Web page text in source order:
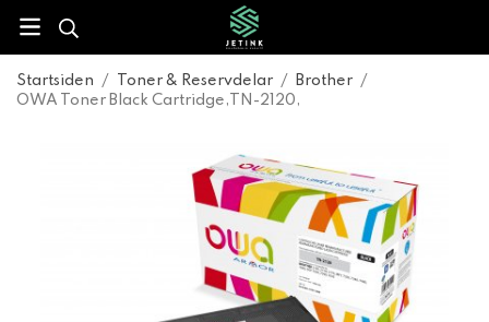
Startsiden / Toner & Reservdelar / Brother /
OWA Toner Black Cartridge,TN-2120,